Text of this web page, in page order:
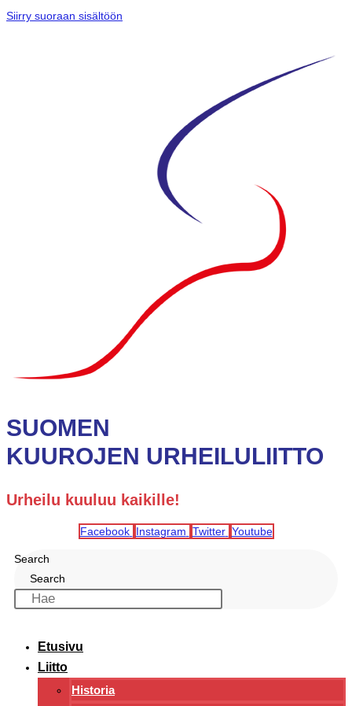
Siirry suoraan sisältöön
SUOMEN
KUUROJEN URHEILULIITTO
Urheilu kuuluu kaikille!
Facebook Instagram Twitter Youtube
Search
Search
Etusivu
Liitto
Historia